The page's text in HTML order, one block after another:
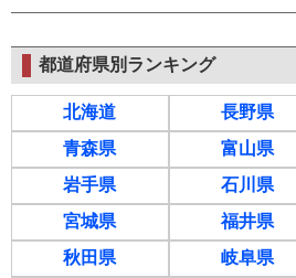
都道府県別ランキング
北海道
青森県
岩手県
宮城県
秋田県
長野県
富山県
石川県
福井県
岐阜県